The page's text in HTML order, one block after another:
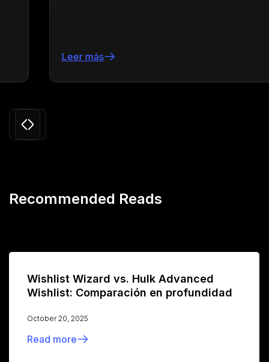
Leer más
Recommended Reads
Wishlist Wizard vs. Hulk Advanced
Wishlist: Comparación en profundidad
October 20, 2025
Read more